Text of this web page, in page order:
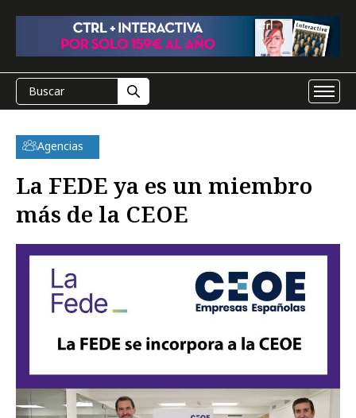
Agencias
La FEDE ya es un miembro
más de la CEOE